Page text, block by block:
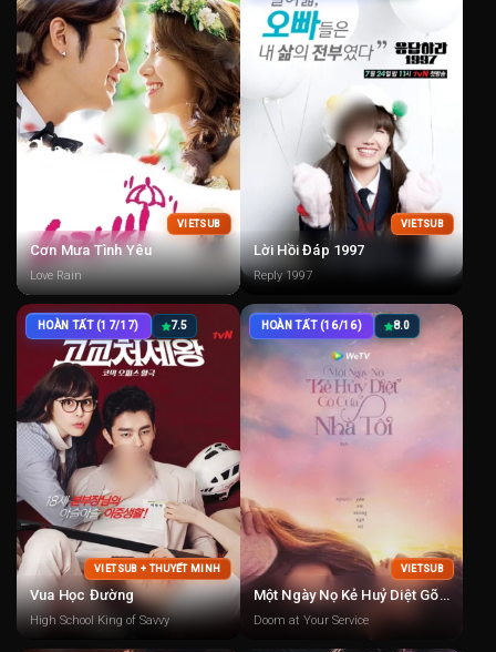
VIETSUB
Cơn Mưa Tình Yêu
Love Rain
VIETSUB
Lời Hồi Đáp 1997
Reply 1997
HOÀN TẤT (17/17) 7.5
VIETSUB + THUYẾT MINH
Vua Học Đường
High School King of Savvy
HOÀN TẤT (16/16) 8.0
VIETSUB
Một Ngày Nọ Kẻ Huỷ Diệt Gõ Cửa Nhà Tôi
Doom at Your Service